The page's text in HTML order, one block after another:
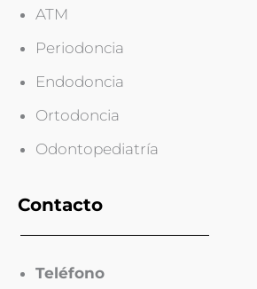
ATM
Periodoncia
Endodoncia
Ortodoncia
Odontopediatría
Contacto
Teléfono